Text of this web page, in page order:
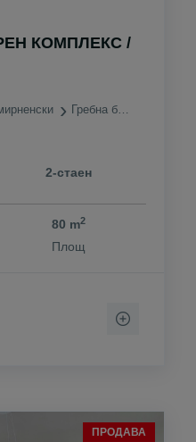
КОМПЛЕКС /
Гребна база
2-стаен
80 m2
Площ
ПРОДАВА